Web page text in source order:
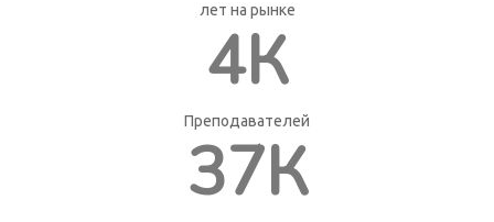
лет на рынке
4К
Преподавателей
37К